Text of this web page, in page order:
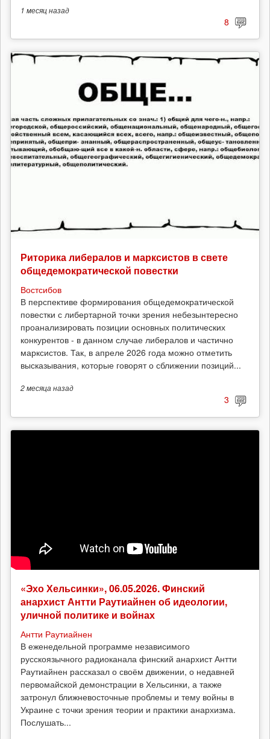
1 месяцназад
8
Риторика либералов и марксистов в свете
общедемократической повестки
Востсибов
В перспективе формирования общедемократической
повестки с либертарной точки зрения небезынтересно
проанализировать позиции основных политических
конкурентов - в данном случае либералов и частично
марксистов. Так, в апреле 2026 года можно отметить
высказывания, которые говорят о сближении позиций...
2 месяцаназад
3
«Эхо Хельсинки», 06.05.2026. Финский
анархист Антти Раутиайнен об идеологии,
уличной политике и войнах
Антти Раутиайнен
В еженедельной программе независимого
русскоязычного радиоканала финский анархист Антти
Раутиайнен рассказал о своём движении, о недавней
первомайской демонстрации в Хельсинки, а также
затронул ближневосточные проблемы и тему войны в
Украине с точки зрения теории и практики анархизма.
Послушать...